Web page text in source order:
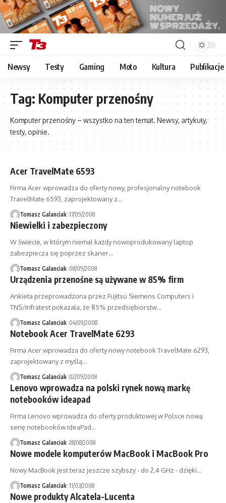
Newsy Testy Gaming Moto Kultura Publikacje
Tag: Komputer przenośny
Komputer przenośny – wszystko na ten temat. Newsy, artykuły,
testy, opinie.
Acer TravelMate 6593
Firma Acer wprowadza do oferty nowy, profesjonalny notebook
TravelMate 6593, zaprojektowany z…
Tomasz Galanciak 17/09/2008
Niewielki i zabezpieczony
W świecie, w którym niemal każdy nowoprodukowany laptop
zabezpiecza się poprzez skaner…
Tomasz Galanciak 08/09/2008
Urządzenia przenośne są używane w 85% firm
Ankieta przeprowadzona przez Fujitsu Siemens Computers i
TNS/Infratest pokazała, że 85% przedsiębiorstw…
Tomasz Galanciak 04/09/2008
Notebook Acer TravelMate 6293
Firma Acer wprowadza do oferty nowy notebook TravelMate 6293,
zaprojektowany z myślą…
Tomasz Galanciak 02/09/2008
Lenovo wprowadza na polski rynek nową markę
notebooków ideapad
Firma Lenovo wprowadza do oferty produktowej w Polsce nową
serię notebooków IdeaPad…
Tomasz Galanciak 28/08/2008
Nowe modele komputerów MacBook i MacBook Pro
Nowy MacBook jest teraz jeszcze szybszy - do 2,4 GHz - dzięki…
Tomasz Galanciak 11/03/2008
Nowe produkty Alcatela-Lucenta